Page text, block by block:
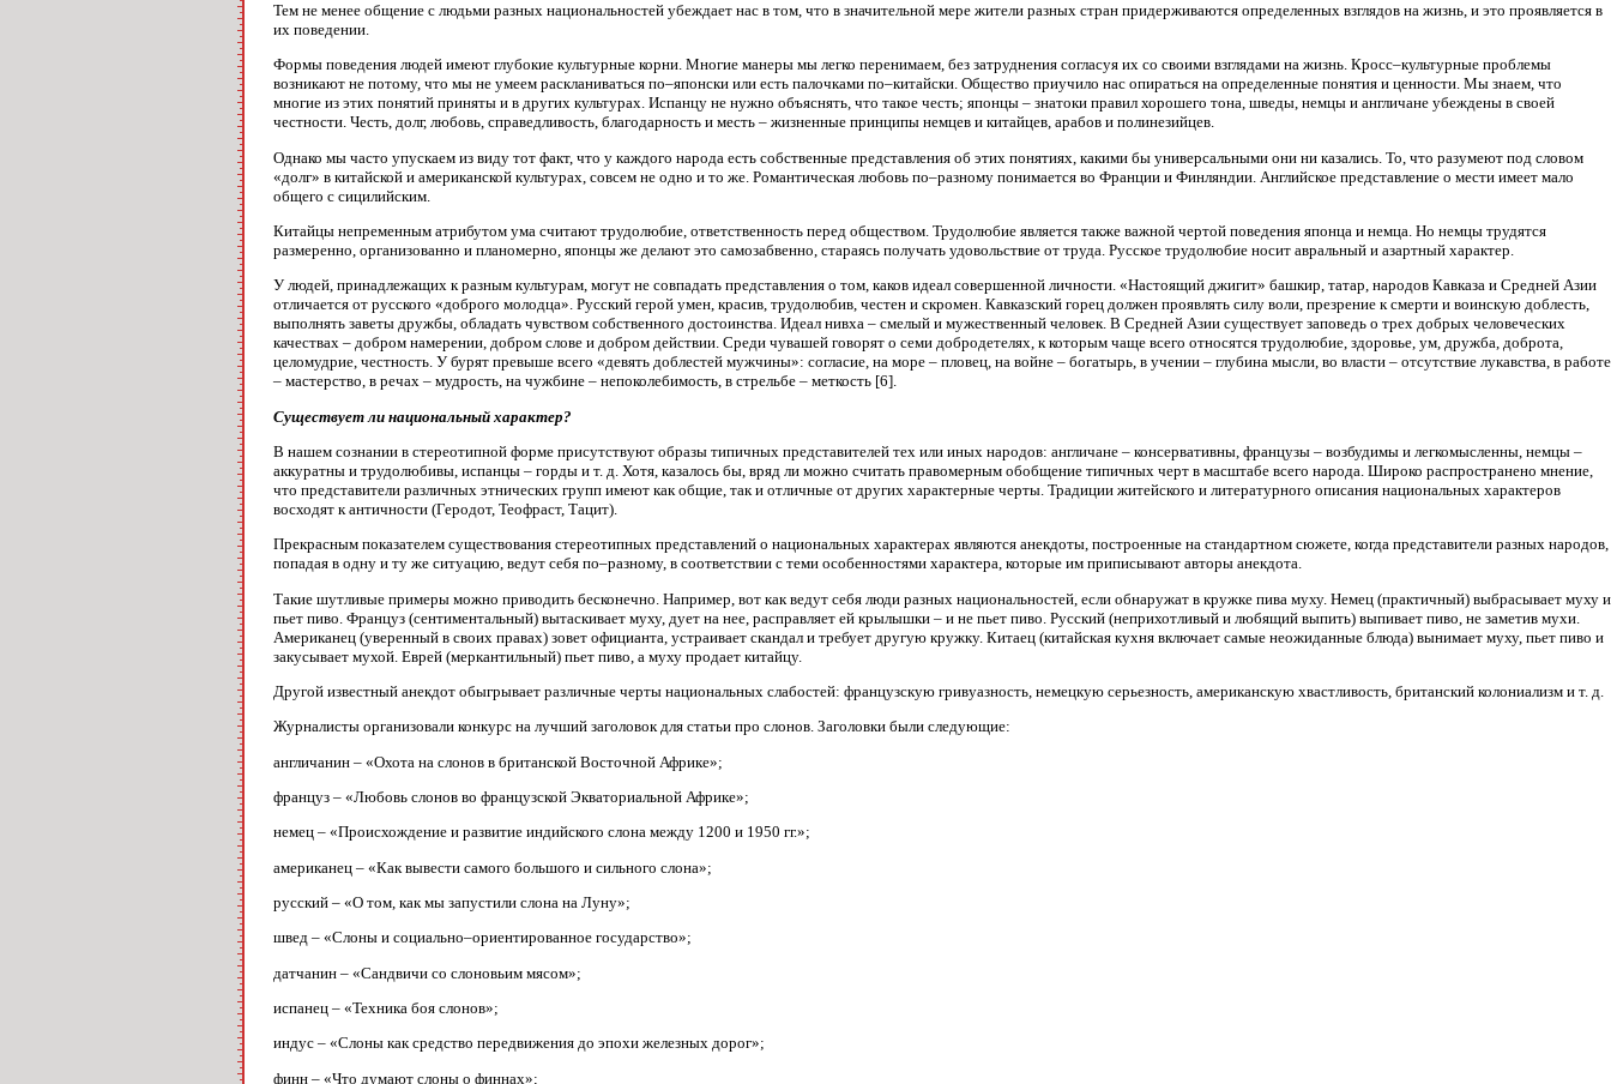
Тем не менее общение с людьми разных национальностей убеждает нас в том, что в значительной мере жители разных стран придерживаются определенных взглядов на жизнь, и это проявляется в
их поведении.
Формы поведения людей имеют глубокие культурные корни. Многие манеры мы легко перенимаем, без затруднения согласуя их со своими взглядами на жизнь. Кросс–культурные проблемы
возникают не потому, что мы не умеем раскланиваться по–японски или есть палочками по–китайски. Общество приучило нас опираться на определенные понятия и ценности. Мы знаем, что
многие из этих понятий приняты и в других культурах. Испанцу не нужно объяснять, что такое честь; японцы – знатоки правил хорошего тона, шведы, немцы и англичане убеждены в своей
честности. Честь, долг, любовь, справедливость, благодарность и месть – жизненные принципы немцев и китайцев, арабов и полинезийцев.
Однако мы часто упускаем из виду тот факт, что у каждого народа есть собственные представления об этих понятиях, какими бы универсальными они ни казались. То, что разумеют под словом
«долг» в китайской и американской культурах, совсем не одно и то же. Романтическая любовь по–разному понимается во Франции и Финляндии. Английское представление о мести имеет мало
общего с сицилийским.
Китайцы непременным атрибутом ума считают трудолюбие, ответственность перед обществом. Трудолюбие является также важной чертой поведения японца и немца. Но немцы трудятся
размеренно, организованно и планомерно, японцы же делают это самозабвенно, стараясь получать удовольствие от труда. Русское трудолюбие носит авральный и азартный характер.
У людей, принадлежащих к разным культурам, могут не совпадать представления о том, каков идеал совершенной личности. «Настоящий джигит» башкир, татар, народов Кавказа и Средней Азии
отличается от русского «доброго молодца». Русский герой умен, красив, трудолюбив, честен и скромен. Кавказский горец должен проявлять силу воли, презрение к смерти и воинскую доблесть,
выполнять заветы дружбы, обладать чувством собственного достоинства. Идеал нивха – смелый и мужественный человек. В Средней Азии существует заповедь о трех добрых человеческих
качествах – добром намерении, добром слове и добром действии. Среди чувашей говорят о семи добродетелях, к которым чаще всего относятся трудолюбие, здоровье, ум, дружба, доброта,
целомудрие, честность. У бурят превыше всего «девять доблестей мужчины»: согласие, на море – пловец, на войне – богатырь, в учении – глубина мысли, во власти – отсутствие лукавства, в работе
– мастерство, в речах – мудрость, на чужбине – непоколебимость, в стрельбе – меткость [6].
Существует ли национальный характер?
В нашем сознании в стереотипной форме присутствуют образы типичных представителей тех или иных народов: англичане – консервативны, французы – возбудимы и легкомысленны, немцы –
аккуратны и трудолюбивы, испанцы – горды и т. д. Хотя, казалось бы, вряд ли можно считать правомерным обобщение типичных черт в масштабе всего народа. Широко распространено мнение,
что представители различных этнических групп имеют как общие, так и отличные от других характерные черты. Традиции житейского и литературного описания национальных характеров
восходят к античности (Геродот, Теофраст, Тацит).
Прекрасным показателем существования стереотипных представлений о национальных характерах являются анекдоты, построенные на стандартном сюжете, когда представители разных народов,
попадая в одну и ту же ситуацию, ведут себя по–разному, в соответствии с теми особенностями характера, которые им приписывают авторы анекдота.
Такие шутливые примеры можно приводить бесконечно. Например, вот как ведут себя люди разных национальностей, если обнаружат в кружке пива муху. Немец (практичный) выбрасывает муху и
пьет пиво. Француз (сентиментальный) вытаскивает муху, дует на нее, расправляет ей крылышки – и не пьет пиво. Русский (неприхотливый и любящий выпить) выпивает пиво, не заметив мухи.
Американец (уверенный в своих правах) зовет официанта, устраивает скандал и требует другую кружку. Китаец (китайская кухня включает самые неожиданные блюда) вынимает муху, пьет пиво и
закусывает мухой. Еврей (меркантильный) пьет пиво, а муху продает китайцу.
Другой известный анекдот обыгрывает различные черты национальных слабостей: французскую гривуазность, немецкую серьезность, американскую хвастливость, британский колониализм и т. д.
Журналисты организовали конкурс на лучший заголовок для статьи про слонов. Заголовки были следующие:
англичанин – «Охота на слонов в британской Восточной Африке»;
француз – «Любовь слонов во французской Экваториальной Африке»;
немец – «Происхождение и развитие индийского слона между 1200 и 1950 гг.»;
американец – «Как вывести самого большого и сильного слона»;
русский – «О том, как мы запустили слона на Луну»;
швед – «Слоны и социально–ориентированное государство»;
датчанин – «Сандвичи со слоновьим мясом»;
испанец – «Техника боя слонов»;
индус – «Слоны как средство передвижения до эпохи железных дорог»;
финн – «Что думают слоны о финнах»;